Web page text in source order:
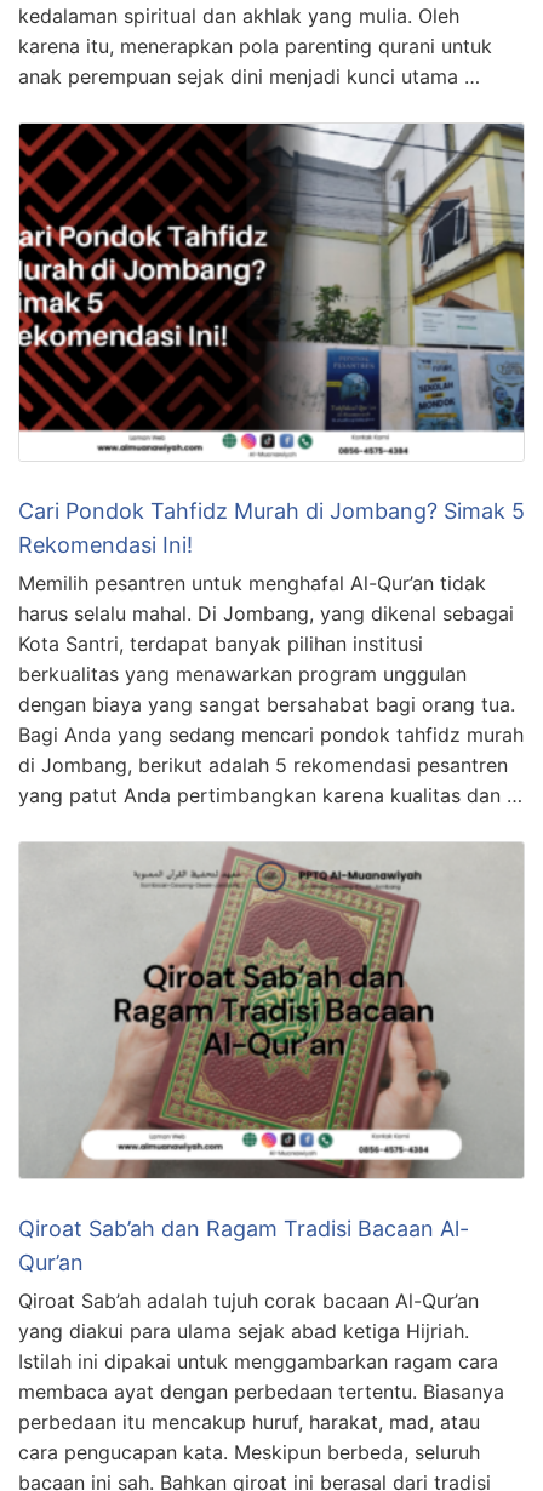
kedalaman spiritual dan akhlak yang mulia. Oleh
karena itu, menerapkan pola parenting qurani untuk
anak perempuan sejak dini menjadi kunci utama …
Cari Pondok Tahfidz Murah di Jombang? Simak 5
Rekomendasi Ini!
Memilih pesantren untuk menghafal Al-Qur’an tidak
harus selalu mahal. Di Jombang, yang dikenal sebagai
Kota Santri, terdapat banyak pilihan institusi
berkualitas yang menawarkan program unggulan
dengan biaya yang sangat bersahabat bagi orang tua.
Bagi Anda yang sedang mencari pondok tahfidz murah
di Jombang, berikut adalah 5 rekomendasi pesantren
yang patut Anda pertimbangkan karena kualitas dan …
Qiroat Sab’ah dan Ragam Tradisi Bacaan Al-
Qur’an
Qiroat Sab’ah adalah tujuh corak bacaan Al-Qur’an
yang diakui para ulama sejak abad ketiga Hijriah.
Istilah ini dipakai untuk menggambarkan ragam cara
membaca ayat dengan perbedaan tertentu. Biasanya
perbedaan itu mencakup huruf, harakat, mad, atau
cara pengucapan kata. Meskipun berbeda, seluruh
bacaan ini sah. Bahkan qiroat ini berasal dari tradisi